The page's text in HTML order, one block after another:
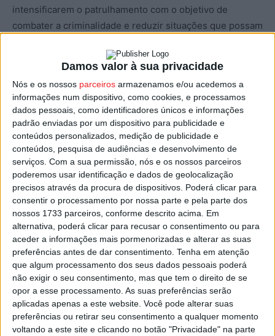
Damos valor à sua privacidade
Nós e os nossos parceiros armazenamos e/ou acedemos a
informações num dispositivo, como cookies, e processamos
dados pessoais, como identificadores únicos e informações
padrão enviadas por um dispositivo para publicidade e
conteúdos personalizados, medição de publicidade e
conteúdos, pesquisa de audiências e desenvolvimento de
serviços. Com a sua permissão, nós e os nossos parceiros
poderemos usar identificação e dados de geolocalização
precisos através da procura de dispositivos. Poderá clicar para
consentir o processamento por nossa parte e pela parte dos
nossos 1733 parceiros, conforme descrito acima. Em
alternativa, poderá clicar para recusar o consentimento ou para
aceder a informações mais pormenorizadas e alterar as suas
preferências antes de dar consentimento. Tenha em atenção
que algum processamento dos seus dados pessoais poderá
não exigir o seu consentimento, mas que tem o direito de se
opor a esse processamento. As suas preferências serão
aplicadas apenas a este website. Você pode alterar suas
preferências ou retirar seu consentimento a qualquer momento
voltando a este site e clicando no botão "Privacidade" na parte
intensificarem o patrulhamento com o objetivo de
combater a criminalidade e reduzir situações que possam
AA25, e os acessos aMangualde, onde se vai realizar
mais uma Feira dos Santos, vão merecer uma atenção
especial por parte das autoridades.
A GNR lembra que nos últimos anos, por altura do feriado
de ‘Todos os Santos’, houve um aumento da
sinistralidade nas estradas portuguesas.
Esta e outras notícias para ouvir na Estação Diária – 96.8
FM ou emwww.968.fm.
Pub
TAGS Feira dos Santos GNR Mangualde